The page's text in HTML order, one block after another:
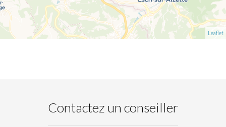
Leaflet
Contactez un conseiller